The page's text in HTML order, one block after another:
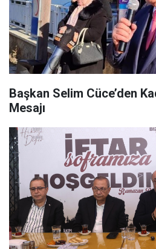
Başkan Selim Cüce’den
Mesajı